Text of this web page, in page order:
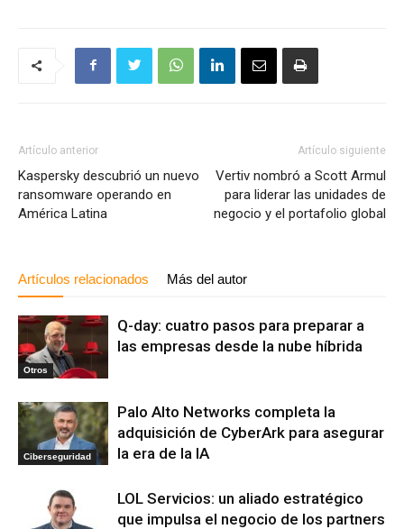
Artículo anterior
Kaspersky descubrió un nuevo
ransomware operando en
América Latina
Artículo siguiente
Vertiv nombró a Scott Armul
para liderar las unidades de
negocio y el portafolio global
Artículos relacionados Más del autor
Otros
Q-day: cuatro pasos para preparar a
las empresas desde la nube híbrida
Ciberseguridad
Palo Alto Networks completa la
adquisición de CyberArk para asegurar
la era de la IA
LOL Servicios: un aliado estratégico
que impulsa el negocio de los partners